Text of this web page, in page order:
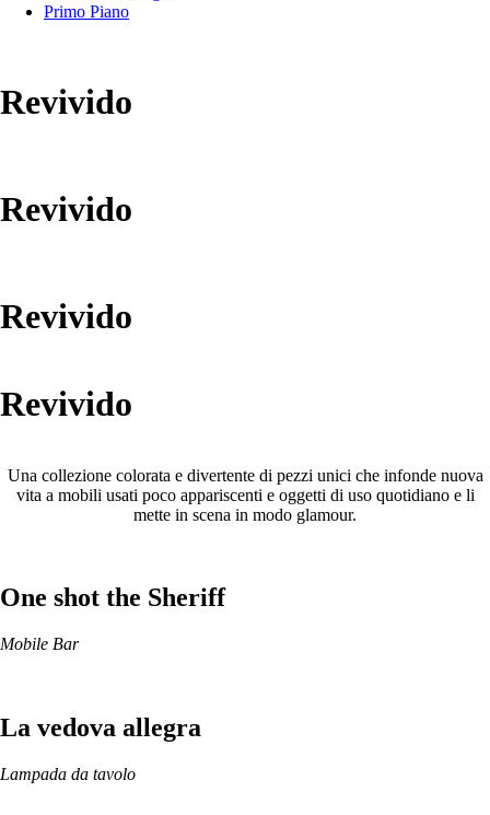
Primo Piano
Revivido
Revivido
Revivido
Revivido
Una collezione colorata e divertente di pezzi unici che infonde nuova
vita a mobili usati poco appariscenti e oggetti di uso quotidiano e li
mette in scena in modo glamour.
One shot the Sheriff
Mobile Bar
La vedova allegra
Lampada da tavolo